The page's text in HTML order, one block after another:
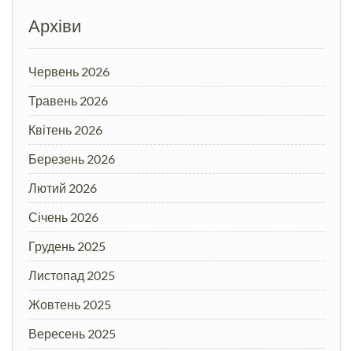
Архіви
Червень 2026
Травень 2026
Квітень 2026
Березень 2026
Лютий 2026
Січень 2026
Грудень 2025
Листопад 2025
Жовтень 2025
Вересень 2025